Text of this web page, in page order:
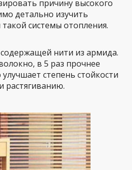
причину высокого
детально изучить
системы отопления.
нити из армида.
в 5 раз прочнее
степень стойкости
растягиванию.